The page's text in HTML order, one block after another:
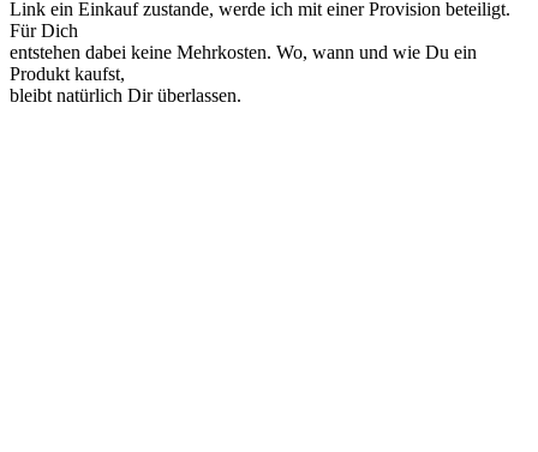
Link ein Einkauf zustande, werde ich mit einer Provision beteiligt.
Für Dich
entstehen dabei keine Mehrkosten. Wo, wann und wie Du ein
Produkt kaufst,
bleibt natürlich Dir überlassen.